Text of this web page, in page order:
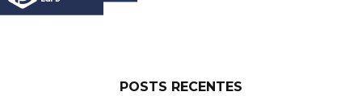
POSTS RECENTES